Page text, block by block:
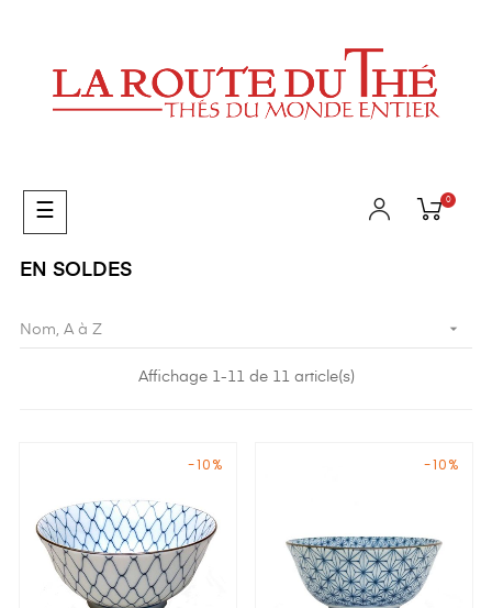
0
Basculer
la
☰
EN SOLDES
Nom, A à Z 
Affichage 1-11 de 11 article(s)
-10% -10%